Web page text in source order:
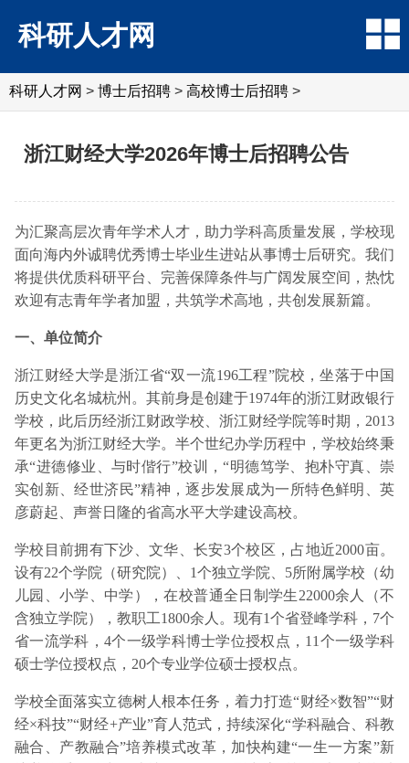
科研人才网
科研人才网 > 博士后招聘 > 高校博士后招聘 >
浙江财经大学2026年博士后招聘公告
为汇聚高层次青年学术人才，助力学科高质量发展，学校现
面向海内外诚聘优秀博士毕业生进站从事博士后研究。我们
将提供优质科研平台、完善保障条件与广阔发展空间，热忱
欢迎有志青年学者加盟，共筑学术高地，共创发展新篇。
一、单位简介
浙江财经大学是浙江省“双一流196工程”院校，坐落于中国
历史文化名城杭州。其前身是创建于1974年的浙江财政银行
学校，此后历经浙江财政学校、浙江财经学院等时期，2013
年更名为浙江财经大学。半个世纪办学历程中，学校始终秉
承“进德修业、与时偕行”校训，“明德笃学、抱朴守真、崇
实创新、经世济民”精神，逐步发展成为一所特色鲜明、英
彦蔚起、声誉日隆的省高水平大学建设高校。
学校目前拥有下沙、文华、长安3个校区，占地近2000亩。
设有22个学院（研究院）、1个独立学院、5所附属学校（幼
儿园、小学、中学），在校普通全日制学生22000余人（不
含独立学院），教职工1800余人。现有1个省登峰学科，7个
省一流学科，4个一级学科博士学位授权点，11个一级学科
硕士学位授权点，20个专业学位硕士授权点。
学校全面落实立德树人根本任务，着力打造“财经×数智”“财
经×科技”“财经+产业”育人范式，持续深化“学科融合、科教
融合、产教融合”培养模式改革，加快构建“一生一方案”新